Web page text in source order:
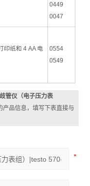
0449
0047
印纸和 4 AA 电
0554
0549
管仪（电子压力表
产品信息，填写下表直接与